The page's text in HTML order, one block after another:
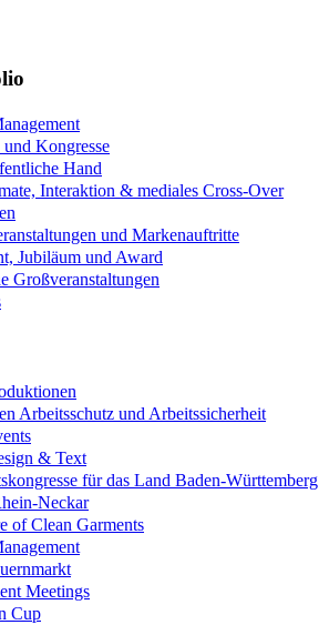
und Kongresse
Hand
Interaktion & mediales Cross-Over
und Markenauftritte
Jubiläum und Award
Großveranstaltungen
Arbeitsschutz und Arbeitssicherheit
& Text
für das Land Baden-Württemberg
Neckar
of Clean Garments
Meetings
Cup